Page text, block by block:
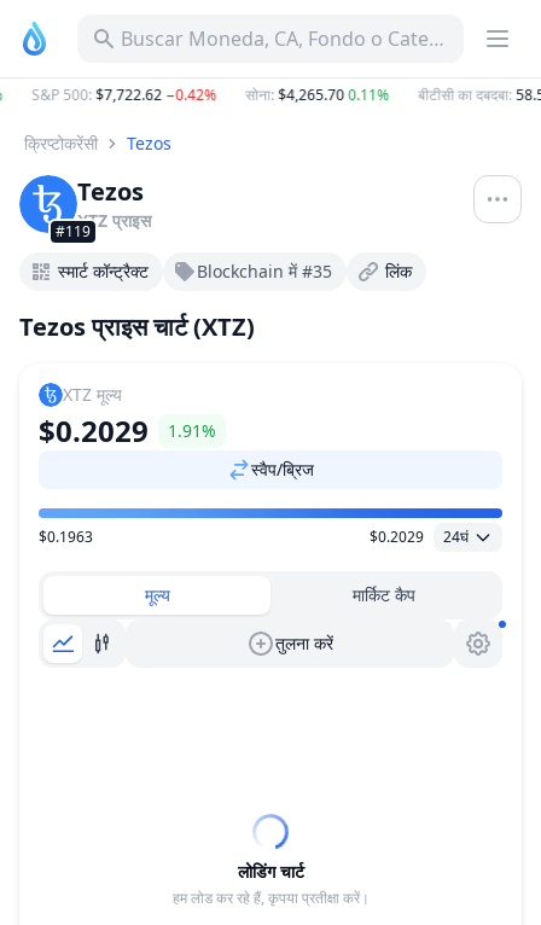
Buscar Moneda, CA, Fondo o Categoría
S&P 500:$7,722.62−0.42% सोना:$4,265.700.11% बीटीसी का दबदबा:
क्रिप्टोकरेंसी Tezos
#119
Tezos
XTZ प्राइस
स्मार्ट कॉन्ट्रैक्ट Blockchain में #35 लिंक
Tezos प्राइस चार्ट (XTZ)
XTZ मूल्य
$0.2029
1.91%
स्वैप/ब्रिज
मूल्य सीमा
$0.1963 $0.2029 24घं
मूल्य मार्किट कैप
तुलना करें
लोडिंग चार्ट
हम लोड कर रहे हैं, कृपया प्रतीक्षा करें।